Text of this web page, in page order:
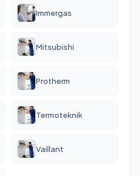
Immergas
Mitsubishi
Protherm
Termoteknik
Vaillant